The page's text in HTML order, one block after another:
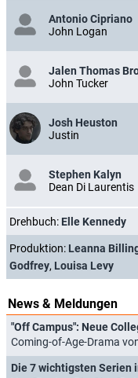
Antonio Cipriano
John Logan
Jalen Thomas
John Tucker
Josh Heuston
Justin
Stephen Kalyn
Dean Di Laurentis
Drehbuch: Elle Kennedy
Produktion: Leanna
Godfrey, Louisa Levy
News & Meldungen
Coming-of-Age-Drama von
Die 7 wichtigsten Serien